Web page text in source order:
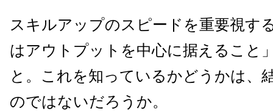
スキルアップのスピードを重要視す
はアウトプットを中心に据えること
と。これを知っているかどうかは、
のではないだろうか。